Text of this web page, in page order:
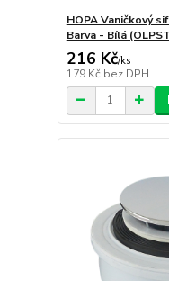
HOPA Vaničkový
Barva - Bílá
216 Kč/ks
179 Kč bez DPH